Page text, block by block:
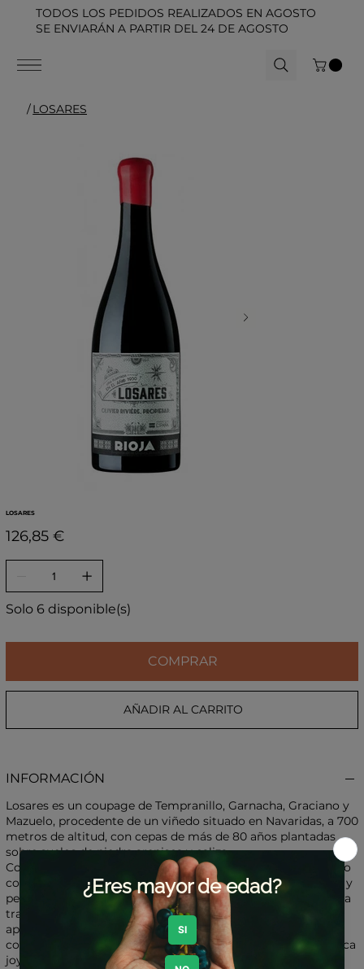
TODOS LOS PEDIDOS REALIZADOS EN AGOSTO
SE ENVIARÁN A PARTIR DEL 24 DE AGOSTO
/LOSARES
LOSARES
Precio
126,85 €
Solo 6 disponible(s)
COMPRAR
AÑADIR AL CARRITO
INFORMACIÓN
Losares es un coupage de Tempranillo, Garnacha, Graciano y
Mazuelo, procedente de un viñedo situado en Navaridas, a 700
metros de altitud, con cepas de más de 80 años plantadas
sobre suelos de piedra arenisca y caliza.
Con este vino, Olivier Rivière busca expresar lo que él mismo
considera su “Gran Cru Rioja”, un tinto de gran profundidad y
personalidad que refleja la esencia de un viñedo único y de la
tradición riojana más pura. Su producción es muy limitada:
apenas 600 botellas en total, de las cuales solo 250 se
comercializan en España, lo que lo convierte en una auténtica
joya de colección.